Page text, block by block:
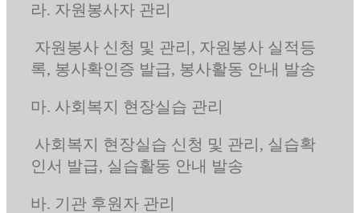
라. 자원봉사자 관리
자원봉사 신청 및 관리, 자원봉사 실적등
록, 봉사확인증 발급, 봉사활동 안내 발송
마. 사회복지 현장실습 관리
사회복지 현장실습 신청 및 관리, 실습확
인서 발급, 실습활동 안내 발송
바. 기관 후원자 관리